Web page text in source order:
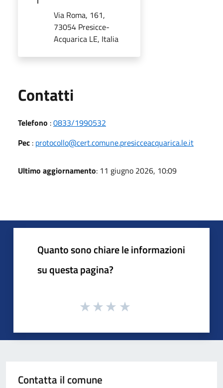
Via Roma, 161,
73054 Presicce-
Acquarica LE, Italia
Contatti
Telefono :0833/1990532
Pec : protocollo@cert.comune.presicceacquarica.le.it
Ultimo aggiornamento: 11 giugno 2026, 10:09
Quanto sono chiare le informazioni
su questa pagina?
Contatta il comune